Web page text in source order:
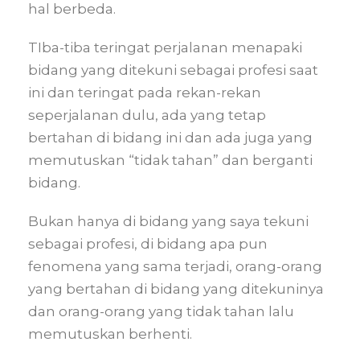
hal berbeda.
TIba-tiba teringat perjalanan menapaki
bidang yang ditekuni sebagai profesi saat
ini dan teringat pada rekan-rekan
seperjalanan dulu, ada yang tetap
bertahan di bidang ini dan ada juga yang
memutuskan “tidak tahan” dan berganti
bidang.
Bukan hanya di bidang yang saya tekuni
sebagai profesi, di bidang apa pun
fenomena yang sama terjadi, orang-orang
yang bertahan di bidang yang ditekuninya
dan orang-orang yang tidak tahan lalu
memutuskan berhenti.